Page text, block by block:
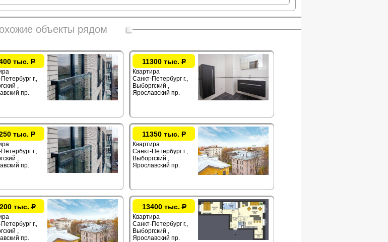
объекты рядом
тыс. Р
г.,
,
пр.
11300 тыс. Р
Квартира
Санкт-Петербург г.,
Выборгский ,
Ярославский пр.
тыс. Р
г.,
,
пр.
11350 тыс. Р
Квартира
Санкт-Петербург г.,
Выборгский ,
Ярославский пр.
тыс.Р
г.,
,
пр.
13400 тыс.Р
Квартира
Санкт-Петербург г.,
Выборгский ,
Ярославский пр.